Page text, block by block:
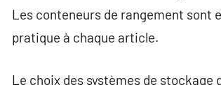
Les conteneurs de rangement sont
pratique à chaque article.
Le choix des systèmes de